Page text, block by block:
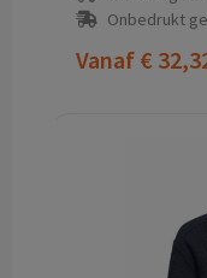
Onbedrukt
Vanaf €